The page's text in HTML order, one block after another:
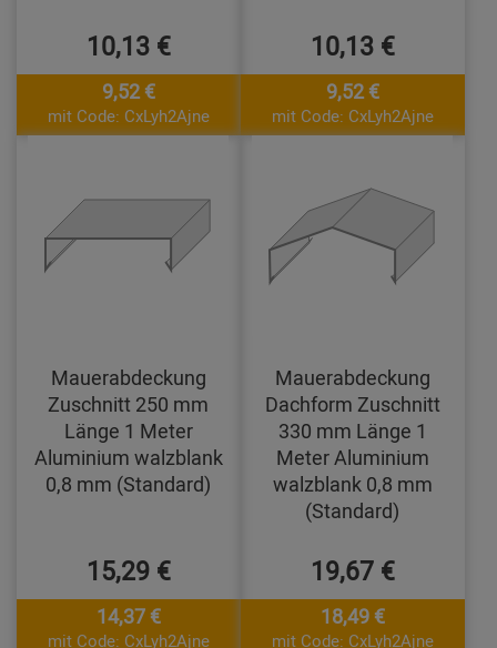
10,13 €
9,52 €
mit Code: CxLyh2Ajne
10,13 €
9,52 €
mit Code: CxLyh2Ajne
Mauerabdeckung
Zuschnitt 250 mm
Länge 1 Meter
Aluminium walzblank
0,8 mm (Standard)
15,29 €
14,37 €
mit Code: CxLyh2Ajne
Mauerabdeckung
Dachform Zuschnitt
330 mm Länge 1
Meter Aluminium
walzblank 0,8 mm
(Standard)
19,67 €
18,49 €
mit Code: CxLyh2Ajne